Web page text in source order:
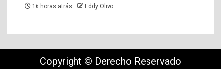
16 horas atrás Eddy Olivo
Copyright © Derecho Reservado